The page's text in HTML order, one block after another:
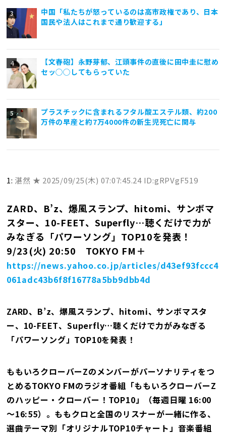
中国「私たちが怒っているのは高市政権であり、日本
国民や法人はこれまで通り歓迎する」
【文春砲】永野芽郁、江頭事件の直後に田中圭に慰め
セッ◯◯してもらっていた
プラスチックに含まれるフタル酸エステル類、約200
万件の早産と約7万4000件の新生児死亡に関与
1: 湛然 ★ 2025/09/25(木) 07:07:45.24 ID:gRPVgF519
ZARD、B’z、爆風スランプ、hitomi、サンボマ
スター、10-FEET、Superfly…聴くだけで力が
みなぎる「パワーソング」TOP10を発表！
9/23(火) 20:50 TOKYO FM＋
https://news.yahoo.co.jp/articles/d43ef93fccc4
061adc43b6f8f16778a5bb9dbb4d
ZARD、B’z、爆風スランプ、hitomi、サンボマスタ
ー、10-FEET、Superfly…聴くだけで力がみなぎる
「パワーソング」TOP10を発表！
ももいろクローバーZのメンバーがパーソナリティをつ
とめるTOKYO FMのラジオ番組「ももいろクローバーZ
のハッピー・クローバー！TOP10」（毎週日曜 16:00
～16:55）。ももクロと全国のリスナーが一緒に作る、
選曲テーマ別「オリジナルTOP10チャート」音楽番組